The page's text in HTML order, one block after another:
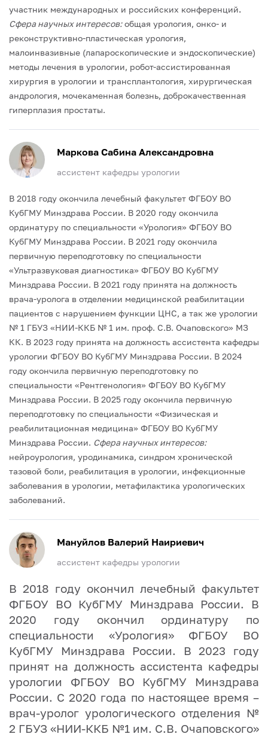
участник международных и российских конференций.
Сфера научных интересов:общая урология, онко- и
реконструктивно-пластическая урология,
малоинвазивные (лапароскопические и эндоскопические)
методы лечения в урологии, робот-ассистированная
хирургия в урологии и трансплантология, хирургическая
андрология, мочекаменная болезнь, доброкачественная
гиперплазия простаты.
Маркова Сабина Александровна
ассистент кафедры урологии
В 2018 году окончила лечебный факультет ФГБОУ ВО
КубГМУ Минздрава России. В 2020 году окончила
ординатуру по специальности «Урология» ФГБОУ ВО
КубГМУ Минздрава России. В 2021 году окончила
первичную переподготовку по специальности
«Ультразвуковая диагностика» ФГБОУ ВО КубГМУ
Минздрава России. В 2021 году принята на должность
врача-уролога в отделении медицинской реабилитации
пациентов с нарушением функции ЦНС, а так же урологии
№ 1 ГБУЗ «НИИ-ККБ № 1 им. проф. С.В. Очаповского» МЗ
КК. В 2023 году принята на должность ассистента кафедры
урологии ФГБОУ ВО КубГМУ Минздрава России. В 2024
году окончила первичную переподготовку по
специальности «Рентгенология» ФГБОУ ВО КубГМУ
Минздрава России. В 2025 году окончила первичную
переподготовку по специальности «Физическая и
реабилитационная медицина» ФГБОУ ВО КубГМУ
Минздрава России. Сфера научных интересов:
нейроурология, уродинамика, синдром хронической
тазовой боли, реабилитация в урологии, инфекционные
заболевания в урологии, метафилактика урологических
заболеваний.
Мануйлов Валерий Наириевич
ассистент кафедры урологии
В 2018 году окончил лечебный факультет
ФГБОУ ВО КубГМУ Минздрава России. В
2020 году окончил ординатуру по
специальности «Урология» ФГБОУ ВО
КубГМУ Минздрава России.
В 2023 году
принят на должность ассистента кафедры
урологии ФГБОУ ВО КубГМУ Минздрава
России. С 2020 года по настоящее время –
врач-уролог урологического отделения №
2 ГБУЗ «НИИ-ККБ №1 им. С.В. Очаповского»